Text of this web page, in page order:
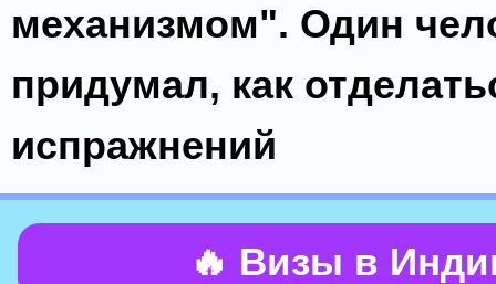
механизмом". Один
придумал, как
испражнений
🔥 Визы в